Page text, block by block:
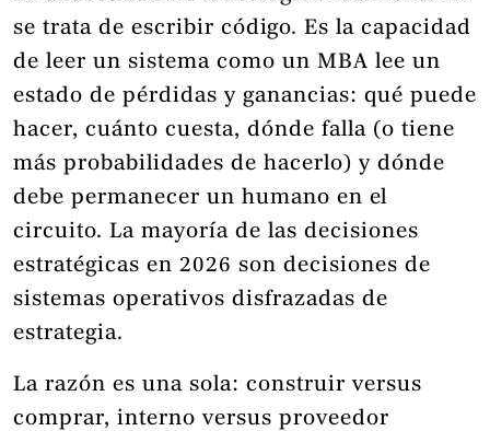
se trata de escribir código. Es la capacidad
de leer un sistema como un MBA lee un
estado de pérdidas y ganancias: qué puede
hacer, cuánto cuesta, dónde falla (o tiene
más probabilidades de hacerlo) y dónde
debe permanecer un humano en el
circuito. La mayoría de las decisiones
estratégicas en 2026 son decisiones de
sistemas operativos disfrazadas de
estrategia.
La razón es una sola: construir versus
comprar, interno versus proveedor